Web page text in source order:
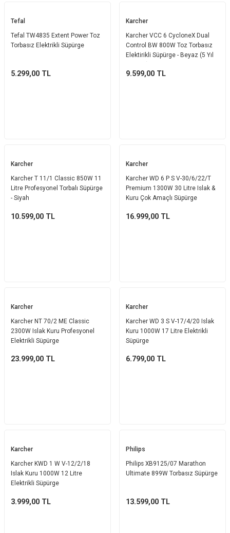
Tefal
Tefal TW4835 Extent Power Toz
Torbasız Elektrikli Süpürge
5.299,00 TL
Karcher
Karcher VCC 6 CycloneX Dual
Control BW 800W Toz Torbasız
Elektirikli Süpürge - Beyaz (5 Yıl
9.599,00 TL
Karcher
Karcher T 11/1 Classic 850W 11
Litre Profesyonel Torbalı Süpürge
- Siyah
10.599,00 TL
Karcher
Karcher WD 6 P S V-30/6/22/T
Premium 1300W 30 Litre Islak &
Kuru Çok Amaçlı Süpürge
16.999,00 TL
Karcher
Karcher NT 70/2 ME Classic
2300W Islak Kuru Profesyonel
Elektrikli Süpürge
23.999,00 TL
Karcher
Karcher WD 3 S V-17/4/20 Islak
Kuru 1000W 17 Litre Elektrikli
Süpürge
6.799,00 TL
Karcher
Karcher KWD 1 W V-12/2/18
Islak Kuru 1000W 12 Litre
Elektrikli Süpürge
3.999,00 TL
Philips
Philips XB9125/07 Marathon
Ultimate 899W Torbasız Süpürge
13.599,00 TL